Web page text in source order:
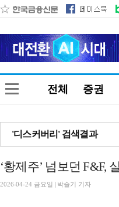
전체 증권
'디스커버리' 검색결과
‘황제주’ 넘보던 F&F,
2026-04-24 금요일 | 박슬기 기자